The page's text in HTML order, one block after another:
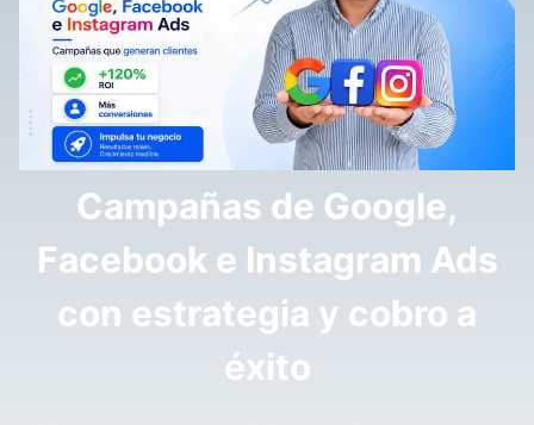
Campañas de Google,
Facebook e Instagram Ads
con estrategia y cobro a
éxito